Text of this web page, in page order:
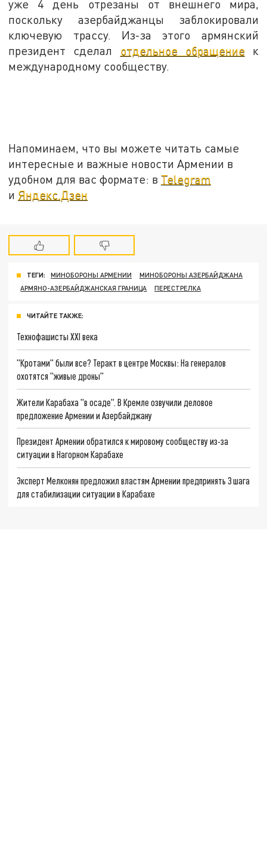
уже 4 день отрезаны от внешнего мира,
поскольку азербайджанцы заблокировали
ключевую трассу. Из-за этого армянский
президент сделал отдельное обращениек
международному сообществу.
Напоминаем, что вы можете читать самые
интересные и важные новости Армении в
удобном для вас формате: в Telegram
и Яндекс.Дзен
ТЕГИ: МИНОБОРОНЫ АРМЕНИИ
МИНОБОРОНЫ АЗЕРБАЙДЖАНА
АРМЯНО-АЗЕРБАЙДЖАНСКАЯ ГРАНИЦА
ПЕРЕСТРЕЛКА
ЧИТАЙТЕ ТАКЖЕ:
Технофашисты XXI века
"Кротами" были все? Теракт в центре Москвы: На генералов
охотятся "живые дроны"
Жители Карабаха "в осаде". В Кремле озвучили деловое
предложение Армении и Азербайджану
Президент Армении обратился к мировому сообществу из-за
ситуации в Нагорном Карабахе
Эксперт Мелконян предложил властям Армении предпринять 3 шага
для стабилизации ситуации в Карабахе